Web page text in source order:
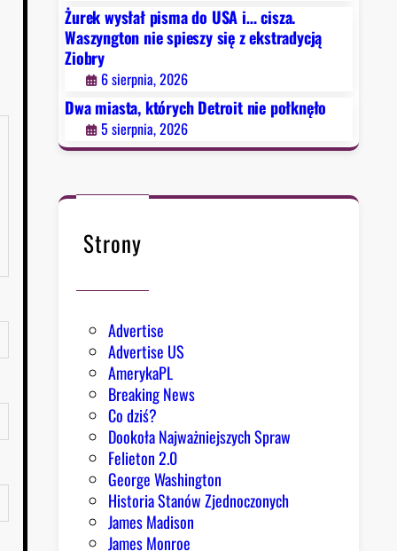
Żurek wysłał pisma do USA i… cisza.
Waszyngton nie spieszy się z ekstradycją
Ziobry
6 sierpnia, 2026
Dwa miasta, których Detroit nie połknęło
5 sierpnia, 2026
Strony
Advertise
Advertise US
AmerykaPL
Breaking News
Co dziś?
Dookoła Najważniejszych Spraw
Felieton 2.0
George Washington
Historia Stanów Zjednoczonych
James Madison
James Monroe